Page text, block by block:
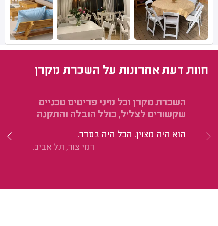
חוות דעת אחרונות על השכרת מקרן
השכרת מקרן וכל מיני פריטים טכניים
שקשורים לצליל, כולל הובלה והתקנה.
הוא היה מצוין. הכל היה בסדר.
רמי צור, תל אביב.